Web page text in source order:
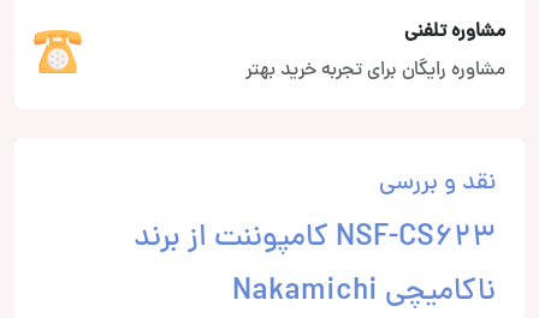
مشاوره تلفنی
مشاوره رایگان برای تجربه خرید بهتر
نقد و بررسی
NSF-CS623 کامپوننت از برند
ناکامیچی Nakamichi